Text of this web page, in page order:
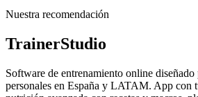
Nuestra recomendación
TrainerStudio
Software de entrenamiento online diseñado
personales en España y LATAM. App con